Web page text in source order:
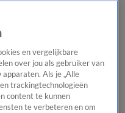
Het beste van Hart
Tip de
en vergelijkbare
over jou als gebruiker van
Als je „Alle
trackingtechnologieën
content te kunnen
te verbeteren en om